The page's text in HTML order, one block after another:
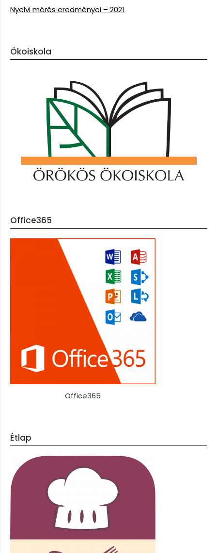
Nyelvi mérés eredményei – 2021
Ökoiskola
Office365
Office365
Étlap